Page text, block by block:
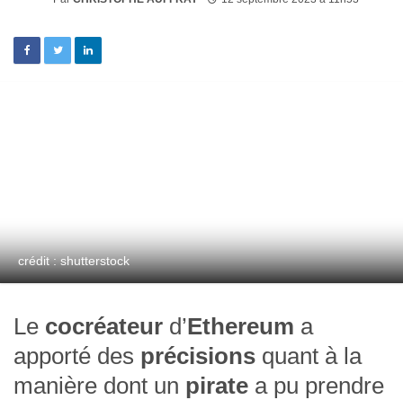
crédit : shutterstock
Le cocréateur d’Ethereum a
apporté des précisions quant à la
manière dont un pirate a pu prendre